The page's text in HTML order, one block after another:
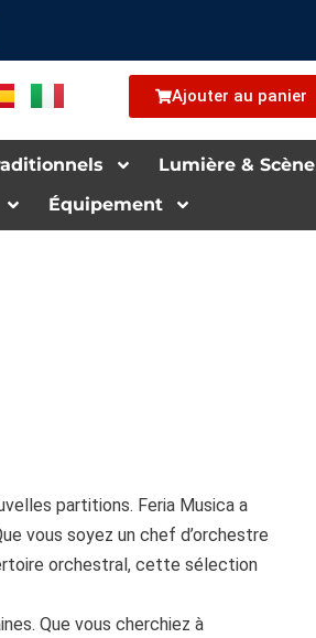
Ajouter au panier
Lu­mière & Scène
Équipement
partitions. Feria Musica a
vous soyez un chef d’orchestre
orchestral, cette sélection
Que vous cherchiez à